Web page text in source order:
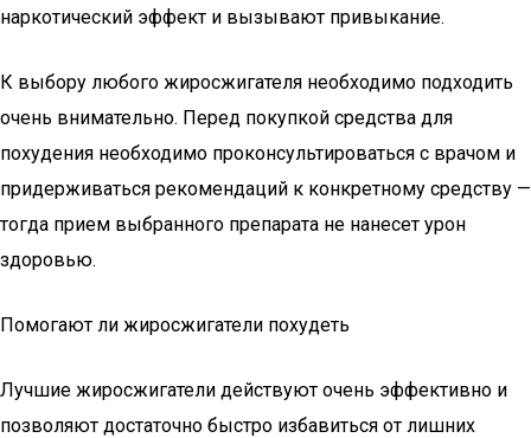
наркотический эффект и вызывают привыкание.
К выбору любого жиросжигателя необходимо подходить
очень внимательно. Перед покупкой средства для
похудения необходимо проконсультироваться с врачом и
придерживаться рекомендаций к конкретному средству —
тогда прием выбранного препарата не нанесет урон
здоровью.
Помогают ли жиросжигатели похудеть
Лучшие жиросжигатели действуют очень эффективно и
позволяют достаточно быстро избавиться от лишних